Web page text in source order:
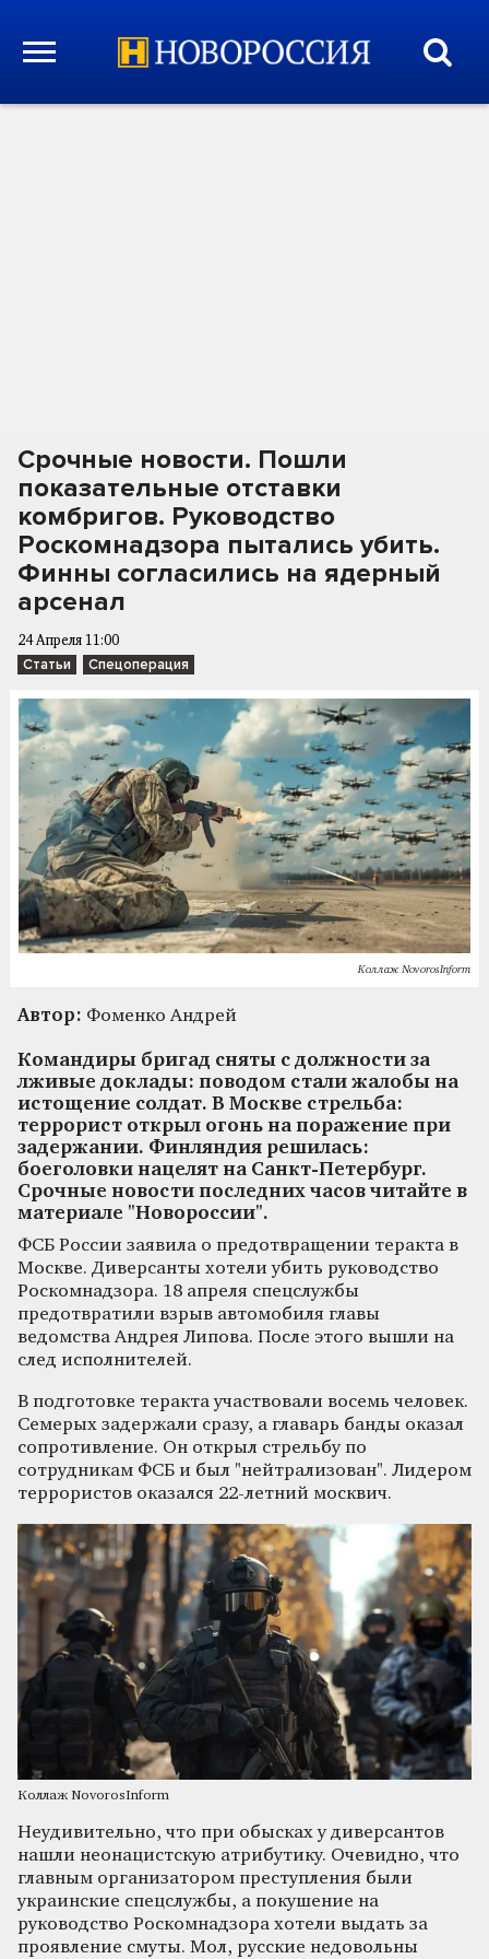
Срочные новости. Пошли
показательные отставки
комбригов. Руководство
Роскомнадзора пытались убить.
Финны согласились на ядерный
арсенал
24 Апреля 11:00
Статьи Спецоперация
Коллаж NovorosInform
Автор: Фоменко Андрей
Командиры бригад сняты с должности за
лживые доклады: поводом стали жалобы на
истощение солдат. В Москве стрельба:
террорист открыл огонь на поражение при
задержании. Финляндия решилась:
боеголовки нацелят на Санкт-Петербург.
Срочные новости последних часов читайте в
материале "Новороссии".
ФСБ России заявила о предотвращении теракта в
Москве. Диверсанты хотели убить руководство
Роскомнадзора. 18 апреля спецслужбы
предотвратили взрыв автомобиля главы
ведомства Андрея Липова. После этого вышли на
след исполнителей.
В подготовке теракта участвовали восемь человек.
Семерых задержали сразу, а главарь банды оказал
сопротивление. Он открыл стрельбу по
сотрудникам ФСБ и был "нейтрализован". Лидером
террористов оказался 22-летний москвич.
Коллаж NovorosInform
Неудивительно, что при обысках у диверсантов
нашли неонацистскую атрибутику. Очевидно, что
главным организатором преступления были
украинские спецслужбы, а покушение на
руководство Роскомнадзора хотели выдать за
проявление смуты. Мол, русские недовольны